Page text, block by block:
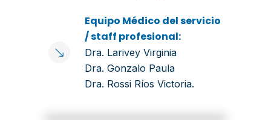
Equipo Médico del servicio
/ staff profesional:
Dra. Larivey Virginia
Dra. Gonzalo Paula
Dra. Rossi Ríos Victoria.